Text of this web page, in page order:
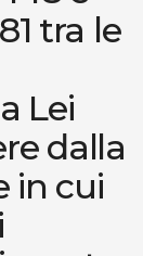
tra le
Lei
dalla
in cui